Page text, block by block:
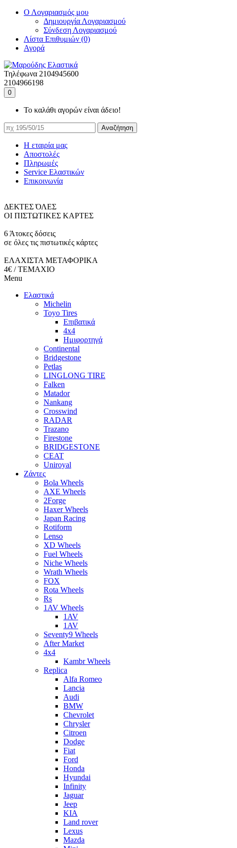
Ο Λογαριασμός μου
Δημιουργία Λογαριασμού
Σύνδεση Λογαριασμού
Λίστα Επιθυμιών (0)
Αγορά
Τηλέφωνα 2104945600
2104966198
0
Το καλάθι αγορών είναι άδειο!
Αναζήτηση
Η εταιρία μας
Αποστολές
Πληρωμές
Service Ελαστικών
Επικοινωνία
ΔΕΚΤΕΣ ΌΛΕΣ
ΟΙ ΠΙΣΤΩΤΙΚΕΣ ΚΑΡΤΕΣ
6 Άτοκες δόσεις
σε όλες τις πιστωτικές κάρτες
ΕΛΑΧΙΣΤΑ ΜΕΤΑΦΟΡΙΚΑ
4€ / ΤΕΜΑΧΙΟ
Menu
Ελαστικά
Michelin
Toyo Tires
Επιβατικά
4x4
Ημιφορτηγά
Continental
Bridgestone
Petlas
LINGLONG TIRE
Falken
Matador
Nankang
Crosswind
RADAR
Trazano
Firestone
BRIDGESTONE
CEAT
Uniroyal
Ζάντες
Bola Wheels
AXE Wheels
2Forge
Haxer Wheels
Japan Racing
Rotiform
Lenso
XD Wheels
Fuel Wheels
Niche Wheels
Wrath Wheels
FOX
Rota Wheels
Rs
1AV Wheels
1AV
1AV
Seventy9 Wheels
After Market
4x4
Kambr Wheels
Replica
Alfa Romeo
Lancia
Audi
BMW
Chevrolet
Chrysler
Citroen
Dodge
Fiat
Ford
Honda
Hyundai
Infinity
Jaguar
Jeep
KIA
Land rover
Lexus
Mazda